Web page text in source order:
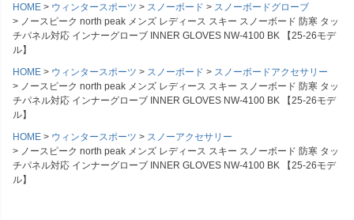
HOME ウィンタースポーツ スノーボード
スノーボードグローブ
ノースピーク north peak メンズ レディース スキー スノーボード 防寒 タッ
チパネル対応 インナーグローブ INNER GLOVES NW-4100 BK 【25-26モデ
ル】
HOME
ウィンタースポーツ スノーボード
スノーボードアクセサリー
ノースピーク north peak メンズ レディース スキー スノーボード 防寒 タッ
チパネル対応 インナーグローブ INNER GLOVES NW-4100 BK 【25-26モデ
ル】
HOME
ウィンタースポーツ
スノーアクセサリー
ノースピーク north peak メンズ レディース スキー スノーボード 防寒 タッ
チパネル対応 インナーグローブ INNER GLOVES NW-4100 BK 【25-26モデ
ル】